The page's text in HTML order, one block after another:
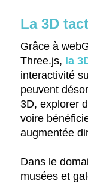
La 3D
Grâce à
Three.js, la
interactivité
peuvent
3D, explorer
voire
augmentée
Dans le
musées et